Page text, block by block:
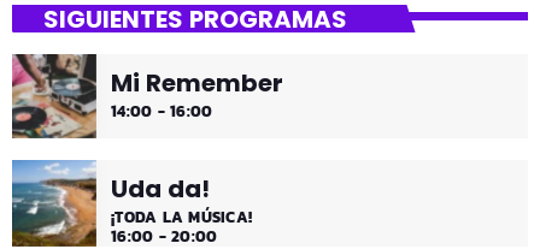
¡Es fin de semana!
¡Música y más música los fines de semana!
SIGUIENTES PROGRAMAS
Mi Remember
14:00 - 16:00
Uda da!
¡TODA LA MÚSICA!
16:00 - 20:00